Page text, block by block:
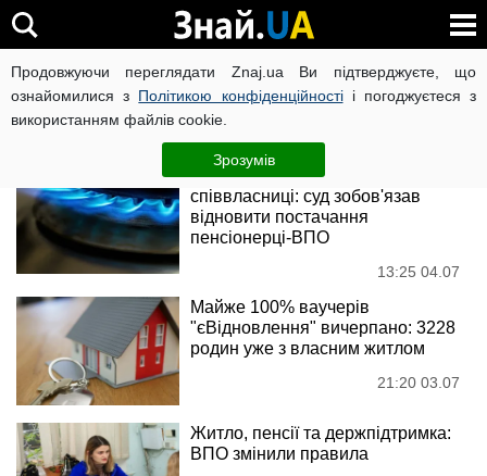
Продовжуючи переглядати Znaj.ua Ви підтверджуєте, що
ознайомилися з Політикою конфіденційностіі погоджуєтеся з
використанням файлів cookie.
Зрозумів
Переселенці
Новини
Газ перекрили за заявою однієї
співвласниці: суд зобов'язав
відновити постачання
пенсіонерці-ВПО
13:25 04.07
Майже 100% ваучерів
"єВідновлення" вичерпано: 3228
родин уже з власним житлом
21:20 03.07
Житло, пенсії та держпідтримка:
ВПО змінили правила